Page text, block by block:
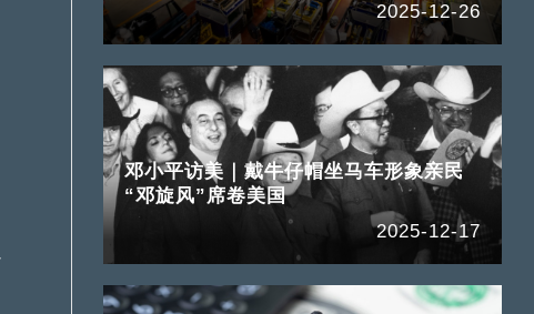
2025-12-26
邓小平访美｜戴牛仔帽坐马车形象亲民
“邓旋风”席卷美国
2025-12-17